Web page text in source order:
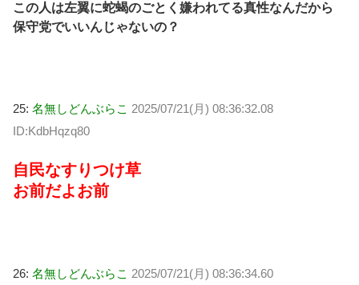
この人は左翼に蛇蝎のごとく嫌われてる真性なんだから
保守党でいいんじゃないの？
25: 名無しどんぶらこ 2025/07/21(月) 08:36:32.08
ID:KdbHqzq80
自民なすりつけ草
お前だよお前
26: 名無しどんぶらこ 2025/07/21(月) 08:36:34.60